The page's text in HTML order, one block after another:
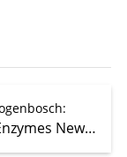
:
Beyond Nature’s Twenty: Teaching Enzymes New Tricks